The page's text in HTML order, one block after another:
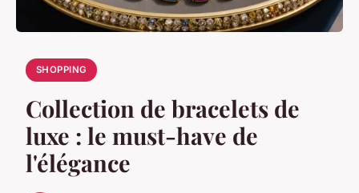
SHOPPING
Collection de bracelets de
luxe : le must-have de
l'élégance